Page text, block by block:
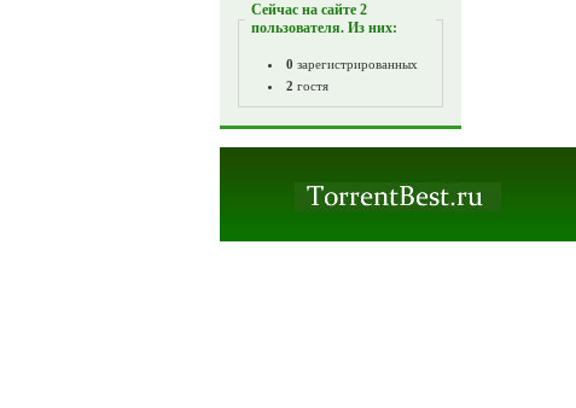
Сейчас на сайте 2
пользователя. Из них:
0 зарегистрированных
2 гостя